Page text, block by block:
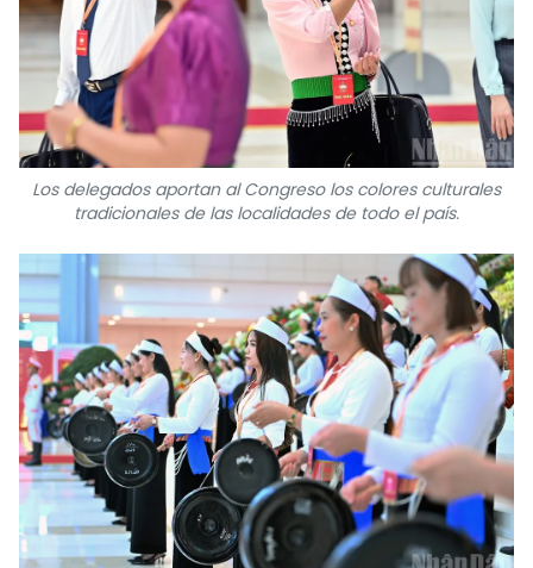
Los delegados aportan al Congreso los colores culturales
tradicionales de las localidades de todo el país.